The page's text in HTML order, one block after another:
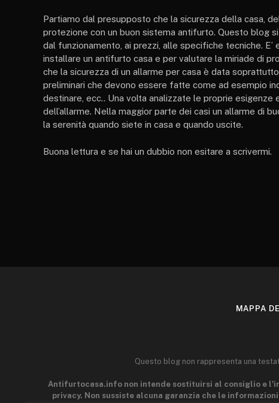
Partiamo dal presupposto che la sicurezza della casa,
protezione con un buon sistema antifurto. Questo blog
dal funzionamento, ai prezzi, alle specifiche tecniche.
installare un antifurto casa e per valutare la miriade di
che la sicurezza di un allarme per casa è data
preliminari che devono essere fatte come ad esempio
destinare, ecc.. Una volta analizzate le proprie
dell’allarme. Nella maggior parte dei casi un allarme di
la serenità quando siete in casa e quando uscite.
Buona lettura e se hai un dubbio non esitare a scrivermi.
MAPPA
Questo blog non rappresenta una
Antifurtocasa.info non intende sostituirsi al consiglio e
privacy. Non sussiste alcuna garanzia che le